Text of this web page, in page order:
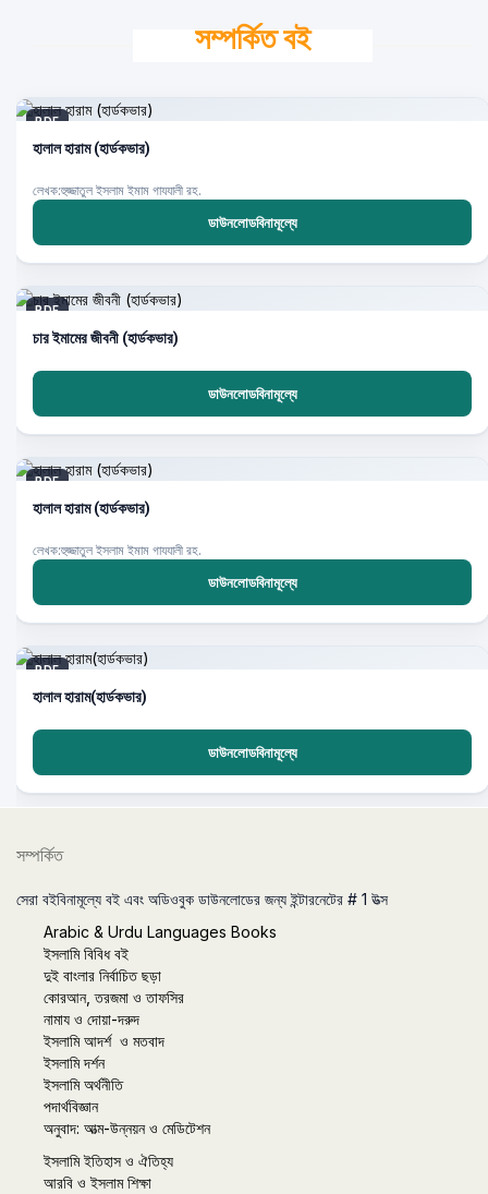
সম্পর্কিত বই
PDF
হালাল হারাম (হার্ডকভার)
লেখক:হুজ্জাতুল ইসলাম ইমাম গাযযালী রহ.
ডাউনলোডবিনামূল্যে
PDF
চার ইমামের জীবনী (হার্ডকভার)
ডাউনলোডবিনামূল্যে
PDF
হালাল হারাম (হার্ডকভার)
লেখক:হুজ্জাতুল ইসলাম ইমাম গাযযালী রহ.
ডাউনলোডবিনামূল্যে
PDF
হালাল হারাম(হার্ডকভার)
ডাউনলোডবিনামূল্যে
সম্পর্কিত
সেরা বইবিনামূল্যে বই এবং অডিওবুক ডাউনলোডের জন্য ইন্টারনেটের # 1 উত্স
Arabic & Urdu Languages Books
ইসলামি বিবিধ বই
দুই বাংলার নির্বাচিত ছড়া
কোরআন, তরজমা ও তাফসির
নামায ও দোয়া-দরুদ
ইসলামি আদর্শ ও মতবাদ
ইসলামি দর্শন
ইসলামি অর্থনীতি
পদার্থবিজ্ঞান
অনুবাদ: আত্ম-উন্নয়ন ও মেডিটেশন
ইসলামি ইতিহাস ও ঐতিহ্য
আরবি ও ইসলাম শিক্ষা